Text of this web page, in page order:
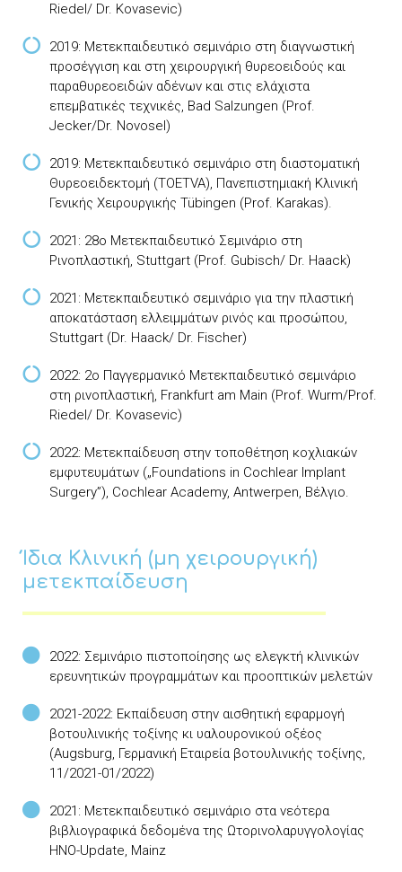
Riedel/ Dr. Kovasevic)
2019: Μετεκπαιδευτικό σεμινάριο στη διαγνωστική
προσέγγιση και στη χειρουργική θυρεοειδούς και
παραθυρεοειδών αδένων και στις ελάχιστα
επεμβατικές τεχνικές, Bad Salzungen (Prof.
Jecker/Dr. Novosel)
2019: Μετεκπαιδευτικό σεμινάριο στη διαστοματική
Θυρεοειδεκτομή (TOETVA), Πανεπιστημιακή Κλινική
Γενικής Χειρουργικής Tübingen (Prof. Karakas).
2021: 28ο Μετεκπαιδευτικό Σεμινάριο στη
Ρινοπλαστική, Stuttgart (Prof. Gubisch/ Dr. Haack)
2021: Μετεκπαιδευτικό σεμινάριο για την πλαστική
αποκατάσταση ελλειμμάτων ρινός και προσώπου,
Stuttgart (Dr. Haack/ Dr. Fischer)
2022: 2ο Παγγερμανικό Μετεκπαιδευτικό σεμινάριο
στη ρινοπλαστική, Frankfurt am Μain (Prof. Wurm/Prof.
Riedel/ Dr. Kovasevic)
2022: Μετεκπαίδευση στην τοποθέτηση κοχλιακών
εμφυτευμάτων („Foundations in Cochlear Implant
Surgery”), Cochlear Academy, Antwerpen, Βέλγιο.
Ίδια Κλινική (μη χειρουργική)
μετεκπαίδευση
2022: Σεμινάριο πιστοποίησης ως ελεγκτή κλινικών
ερευνητικών προγραμμάτων και προοπτικών μελετών
2021-2022: Εκπαίδευση στην αισθητική εφαρμογή
βοτουλινικής τοξίνης κι υαλουρονικού οξέος
(Augsburg, Γερμανική Εταιρεία βοτουλινικής τοξίνης,
11/2021-01/2022)
2021: Μετεκπαιδευτικό σεμινάριο στα νεότερα
βιβλιογραφικά δεδομένα της Ωτορινολαρυγγολογίας
HNO-Update, Mainz